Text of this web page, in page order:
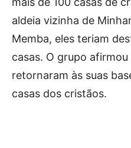
aldeia vizinha de
Memba, eles teriam
casas. O grupo
retornaram às suas
casas dos cristãos.